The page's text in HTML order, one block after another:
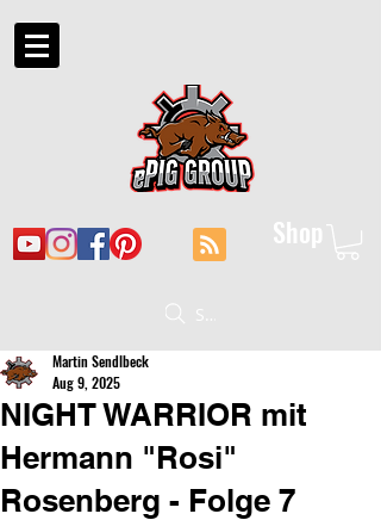
Shop
Suche
NIGHT WARRIOR mit
Hermann "Rosi"
Rosenberg - Folge 7
Martin Sendlbeck
Aug 9, 2025